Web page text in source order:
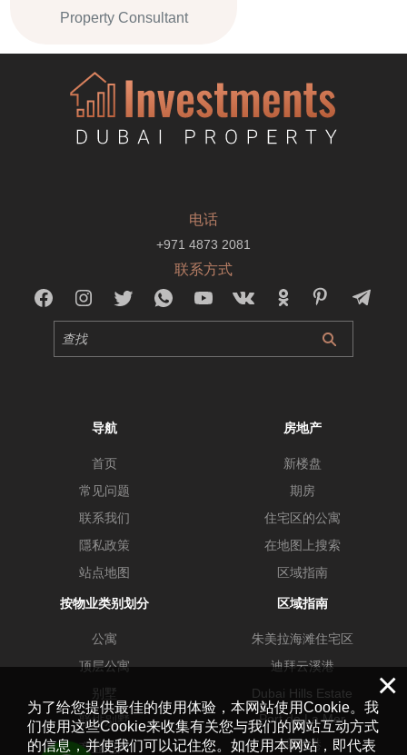
Property Consultant
电话
+971 4873 2081
联系方式
导航
首页
常见问题
联系我们
隱私政策
站点地图
房地产
新楼盘
期房
住宅区的公寓
在地图上搜索
区域指南
按物业类别划分
公寓
顶层公寓
别墅
联排别墅
商业地产
区域指南
朱美拉海滩住宅区
迪拜云溪港
Dubai Hills Estate
Port de La Mer
商务港
×
为了给您提供最佳的使用体验，本网站使用Cookie。我
们使用这些Cookie来收集有关您与我们的网站互动方式
的信息，并使我们可以记住您。如使用本网站，即代表